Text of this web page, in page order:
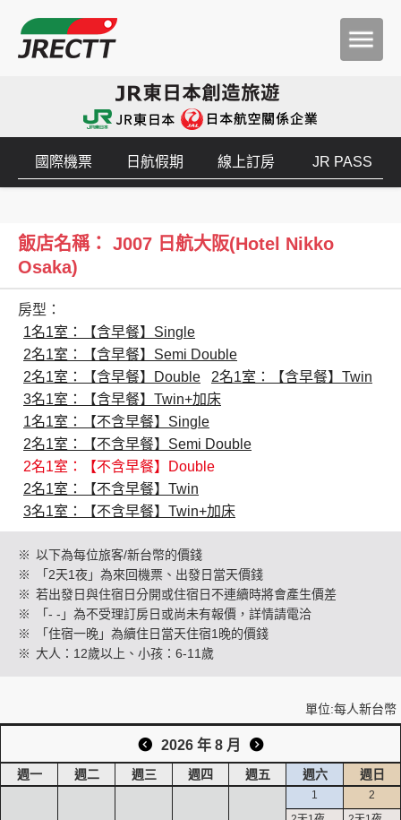
創造旅遊
國際機票 日航假期 線上訂房 JR PASS
飯店名稱： J007 日航大阪(Hotel Nikko
Osaka)
房型：
1名1室：【含早餐】Single
2名1室：【含早餐】Semi Double
2名1室：【含早餐】Double
2名1室：【含早餐】Twin
3名1室：【含早餐】Twin+加床
1名1室：【不含早餐】Single
2名1室：【不含早餐】Semi Double
2名1室：【不含早餐】Double
2名1室：【不含早餐】Twin
3名1室：【不含早餐】Twin+加床
※ 以下為每位旅客/新台幣的價錢
※
「2天1夜」為來回機票、出發日當天價錢
※ 若出發日與住宿日分開或住宿日不連續時將會產生價差
※
「- -」為不受理訂房日或尚未有報價，詳情請電洽
※
「住宿一晚」為續住日當天住宿1晚的價錢
※ 大人：12歲以上、小孩：6-11歲
單位:每人新台幣
2026 年 8 月
週一 週二 週三 週四 週五 週六 週日
1 2